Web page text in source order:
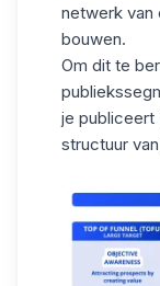
netwerk van
bouwen.
Om dit te
je publiceert
structuur